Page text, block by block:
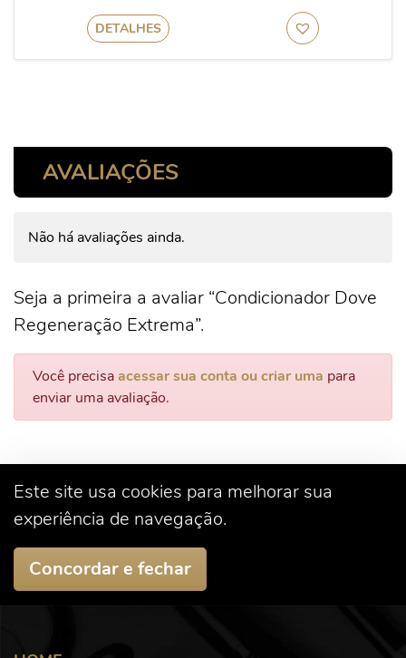
DETALHES
AVALIAÇÕES
Não há avaliações ainda.
Seja a primeira a avaliar “Condicionador Dove
Regeneração Extrema”.
Você precisaacessar sua conta ou criar uma para
enviar uma avaliação.
Este site usa cookies para melhorar sua
experiência de navegação.
Concordar e fechar